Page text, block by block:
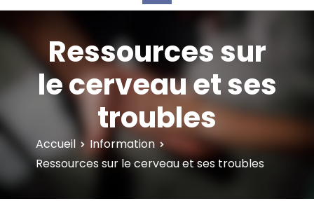
Innovation/E­xpertise Formations autour des
Ressources sur
le cerveau et ses
troubles
Accueil
Information
Ressources sur le cerveau et ses troubles